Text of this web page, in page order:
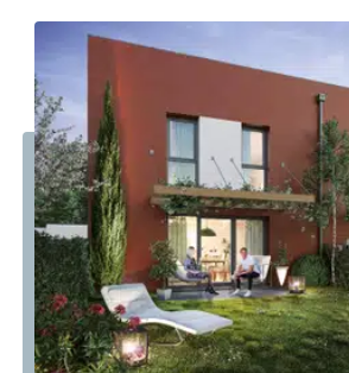
Découvrez sans tarder nos
vendre du 2 au 4 pièces. Cette
procédé YWOOD en ossature bois,
meilleure isolation phonique mais
par conséquent un meilleur confort
économies d'énergie pour ses futurs
près du golf de Poitiers, son
calme, verdure environnante et
commerces. A seulement quelques
facultés et du CHU, il s'agit sans
situation privilégiée pour investir
Découvrez nos pack mobilier pour
'clé en main' Les T4 sont